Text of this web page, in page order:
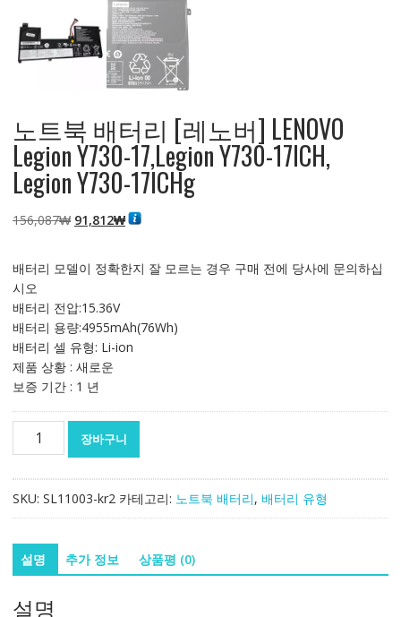
노트북 배터리 [레노버] LENOVO
Legion Y730-17,Legion Y730-17ICH,
Legion Y730-17ICHg
156,087₩ 원
격:
91,812₩현
격:
배터리 모델이 정확한지 잘 모르는 경우 구매 전에 당사에 문의하십
시오
배터리 전압:15.36V
배터리 용량:4955mAh(76Wh)
배터리 셀 유형: Li-ion
제품 상황 : 새로운
보증 기간 : 1 년
터
[레
노
LENOVO
장바구니
SKU: SL11003-kr2 카테고리: 노트북 배터리, 배터리 유형
설명 추가 정보 상품평 (0)
설명